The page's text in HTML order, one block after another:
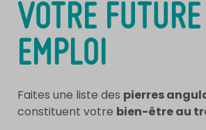
VOTRE FUTURE
EMPLOI
Faites une liste des pierres
constituent votre bien-être au